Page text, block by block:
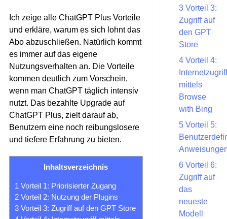
Ich zeige alle ChatGPT Plus Vorteile
und erkläre, warum es sich lohnt das
Abo abzuschließen. Natürlich kommt
es immer auf das eigene
Nutzungsverhalten an. Die Vorteile
kommen deutlich zum Vorschein,
wenn man ChatGPT täglich intensiv
nutzt. Das bezahlte Upgrade auf
ChatGPT Plus, zielt darauf ab,
Benutzern eine noch reibungslosere
und tiefere Erfahrung zu bieten.
Inhaltsverzeichnis
1 Vorteil 1: Priorisierter Zugang
2Vorteil 2: Nutzung der Plugins
3Vorteil 3: Zugriff auf den GPT Store
3Vorteil 3:
Zugriff auf
den GPT
Store
4Vorteil 4:
Internetzugriff
mittels
Browse
with Bing
5Vorteil 5:
6Vorteil 6:
Zugriff auf
das
neueste
Modell